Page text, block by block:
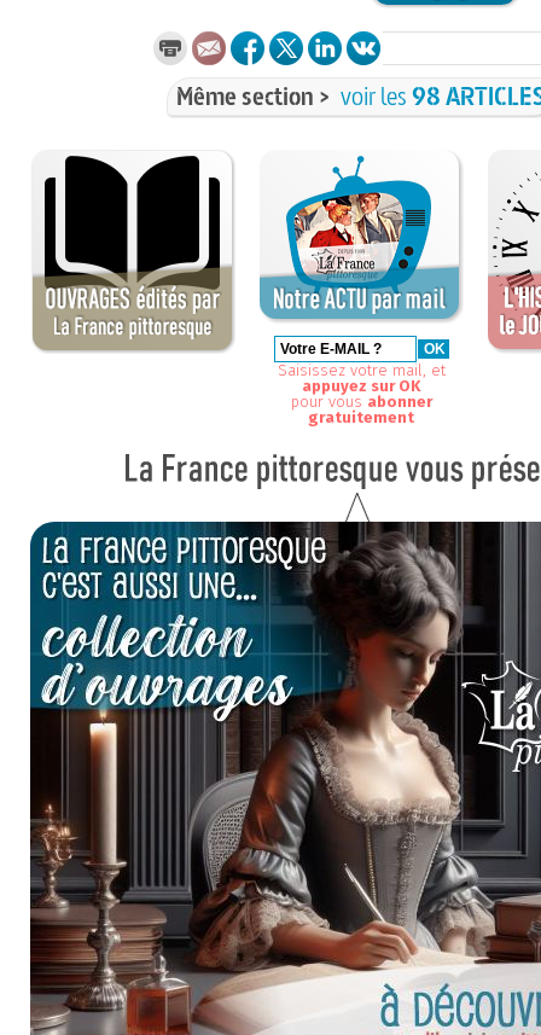
Même section > voir les98
Saisissez votre mail, et
appuyez sur OK
pour vous abonner
gratuitement